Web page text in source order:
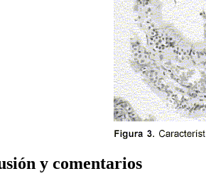
y comentarios